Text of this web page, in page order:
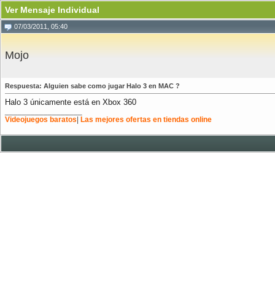
Ver Mensaje Individual
07/03/2011, 05:40
Mojo
Respuesta: Alguien sabe como jugar Halo 3 en MAC ?
Halo 3 únicamente está en Xbox 360
Videojuegos baratos
Las mejores ofertas en tiendas online